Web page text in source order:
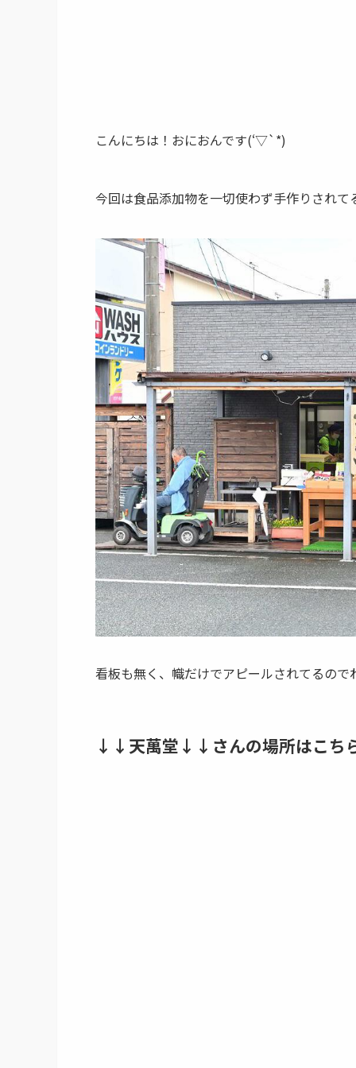
こんにちは！おにおんです(‘▽`*)
今回は食品添加物を一切使わず手作りされて
看板も無く、幟だけでアピールされてるの
↓↓天萬堂↓↓さんの場所はこち